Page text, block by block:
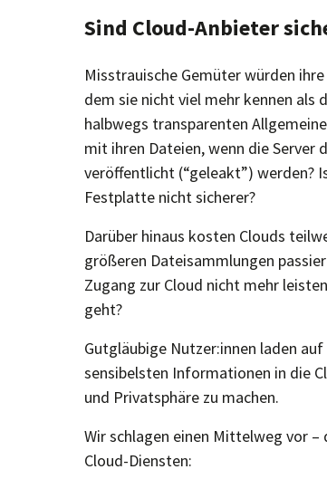
Sind Cloud-Anbieter
Misstrauische Gemüter würden
dem sie nicht viel mehr kennen als
halbwegs transparenten
mit ihren Dateien, wenn die Server
veröffentlicht (“geleakt”) werden?
Festplatte nicht sicherer?
Darüber hinaus kosten Clouds
größeren Dateisammlungen
Zugang zur Cloud nicht mehr
geht?
Gutgläubige Nutzer:innen laden
sensibelsten Informationen in die
und Privatsphäre zu machen.
Wir schlagen einen Mittelweg vor
Cloud-Diensten: